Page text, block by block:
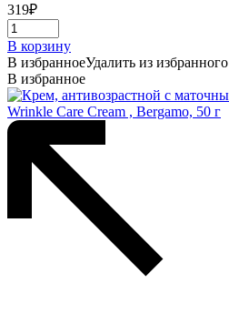
319₽
В корзину
В избранноеУдалить из избранного
В избранное